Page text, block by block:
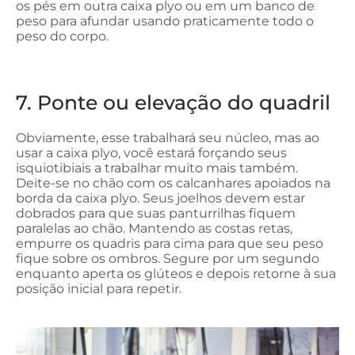
os pés em outra caixa plyo ou em um banco de
peso para afundar usando praticamente todo o
peso do corpo.
7. Ponte ou elevação do quadril
Obviamente, esse trabalhará seu núcleo, mas ao
usar a caixa plyo, você estará forçando seus
isquiotibiais a trabalhar muito mais também.
Deite-se no chão com os calcanhares apoiados na
borda da caixa plyo. Seus joelhos devem estar
dobrados para que suas panturrilhas fiquem
paralelas ao chão. Mantendo as costas retas,
empurre os quadris para cima para que seu peso
fique sobre os ombros. Segure por um segundo
enquanto aperta os glúteos e depois retorne à sua
posição inicial para repetir.